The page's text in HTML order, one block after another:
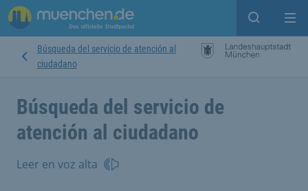
Open
Búsqueda del servicio de atención al
ciudadano
Búsqueda del servicio de
atención al ciudadano
Leer en voz alta